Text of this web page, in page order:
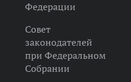
Федерации
Совет
законодателей
при Федеральном
Собрании